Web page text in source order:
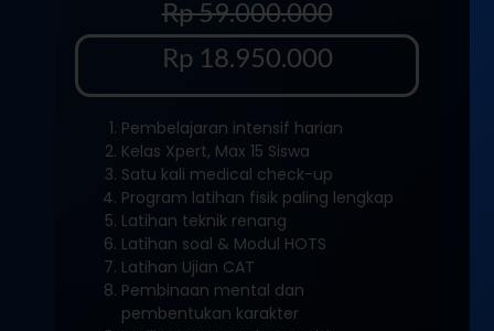
Rp 59.000.000
Rp 18.950.000
Pembelajaran intensif harian
Kelas Xpert, Max 15 Siswa
Satu kali medical check-up
Program latihan fisik paling lengkap
Latihan teknik renang
Latihan soal & Modul HOTS
Latihan Ujian CAT
Pembinaan mental dan
pembentukan karakter